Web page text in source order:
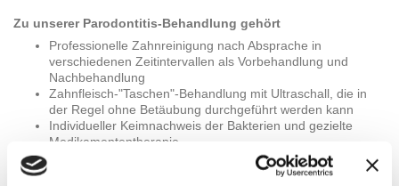
Zu unserer Parodontitis-Behandlung gehört
Professionelle Zahnreinigung nach Absprache in
verschiedenen Zeitintervallen als Vorbehandlung und
Nachbehandlung
Zahnfleisch-"Taschen"-Behandlung mit Ultraschall, die in
der Regel ohne Betäubung durchgeführt werden kann
Individueller Keimnachweis der Bakterien und gezielte
Medikamententherapie
Regelmäßige Kontrollen (Erinnerung im Recallverfahren)